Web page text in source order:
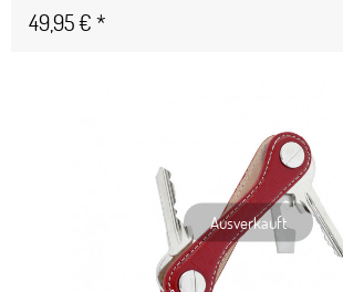
49,95 € *
Ausverkauft